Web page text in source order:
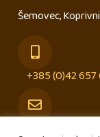
Šemovec,
+385 (0)42